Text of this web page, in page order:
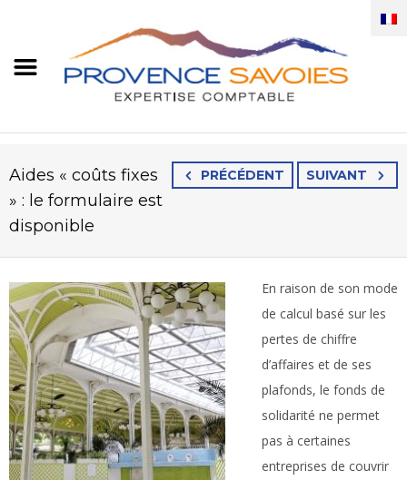
PRÉCÉDENT SUIVANT
Aides « coûts fixes
» : le formulaire est
disponible
En raison de son mode
de calcul basé sur les
pertes de chiffre
d’affaires et de ses
plafonds, le fonds de
solidarité ne permet
pas à certaines
entreprises de couvrir